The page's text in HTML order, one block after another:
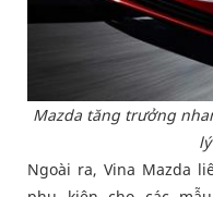
Mazda tăng trưởng
Ngoài ra, Vina Mazda